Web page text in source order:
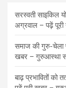
सरस्वती साइकिल
अग्रवाल – पढ़ें
समाज की गुरु-चेला
खबर – गुरुआस्था
बाढ़ प्रभावितों